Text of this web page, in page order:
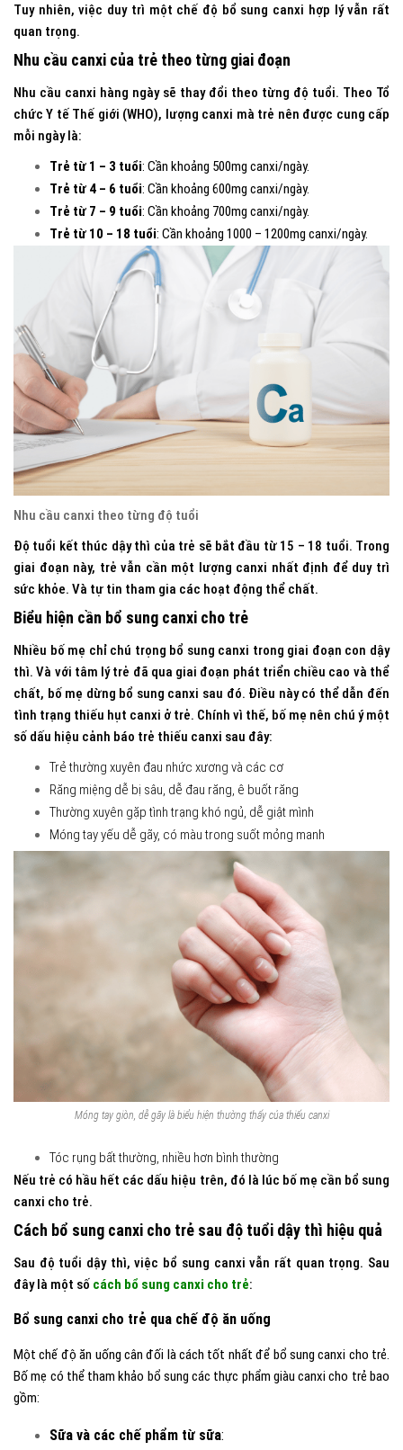
Tuy nhiên, việc duy trì một chế độ bổ sung canxi hợp lý vẫn rất
quan trọng.
Nhu cầu canxi của trẻ theo từng giai đoạn
Nhu cầu canxi hàng ngày sẽ thay đổi theo từng độ tuổi. Theo Tổ
chức Y tế Thế giới (WHO), lượng canxi mà trẻ nên được cung cấp
mỗi ngày là:
Trẻ từ 1 – 3 tuổi: Cần khoảng 500mg canxi/ngày.
Trẻ từ 4 – 6 tuổi: Cần khoảng 600mg canxi/ngày.
Trẻ từ 7 – 9 tuổi: Cần khoảng 700mg canxi/ngày.
Trẻ từ 10 – 18 tuổi: Cần khoảng 1000 – 1200mg canxi/ngày.
Nhu cầu canxi theo từng độ tuổi
Độ tuổi kết thúc dậy thì của trẻ sẽ bắt đầu từ 15 – 18 tuổi. Trong
giai đoạn này, trẻ vẫn cần một lượng canxi nhất định để duy trì
sức khỏe. Và tự tin tham gia các hoạt động thể chất.
Biểu hiện cần bổ sung canxi cho trẻ
Nhiều bố mẹ chỉ chú trọng bổ sung canxi trong giai đoạn con dậy
thì. Và với tâm lý trẻ đã qua giai đoạn phát triển chiều cao và thể
chất, bố mẹ dừng bổ sung canxi sau đó. Điều này có thể dẫn đến
tình trạng thiếu hụt canxi ở trẻ. Chính vì thế, bố mẹ nên chú ý một
số dấu hiệu cảnh báo trẻ thiếu canxi sau đây:
Trẻ thường xuyên đau nhức xương và các cơ
Răng miệng dễ bị sâu, dễ đau răng, ê buốt răng
Thường xuyên gặp tình trạng khó ngủ, dễ giật mình
Móng tay yếu dễ gãy, có màu trong suốt mỏng manh
Móng tay giòn, dễ gãy là biểu hiện thường thấy của thiếu canxi
Tóc rụng bất thường, nhiều hơn bình thường
Nếu trẻ có hầu hết các dấu hiệu trên, đó là lúc bố mẹ cần bổ sung
canxi cho trẻ.
Cách bổ sung canxi cho trẻ sau độ tuổi dậy thì hiệu quả
Sau độ tuổi dậy thì, việc bổ sung canxi vẫn rất quan trọng. Sau
đây là một số cách bổ sung canxi cho trẻ:
Bổ sung canxi cho trẻ qua chế độ ăn uống
Một chế độ ăn uống cân đối là cách tốt nhất để bổ sung canxi cho trẻ.
Bố mẹ có thể tham khảo bổ sung các thực phẩm giàu canxi cho trẻ bao
gồm:
Sữa và các chế phẩm từ sữa: